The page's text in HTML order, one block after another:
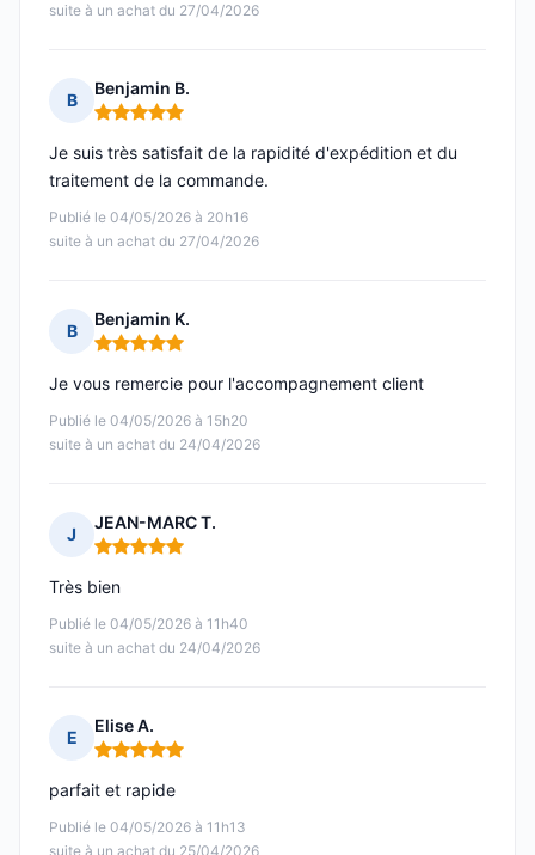
suite à un achat du 27/04/2026
B
Benjamin B.
Note : 5 sur 5
Publié le 04/05/2026 à 20h16
suite à un achat du 27/04/2026
Je suis très satisfait de la rapidité d'expédition et du
traitement de la commande.
B
Benjamin K.
Note : 5 sur 5
Publié le 04/05/2026 à 15h20
suite à un achat du 24/04/2026
Je vous remercie pour l'accompagnement client
J
JEAN-MARC T.
Note : 5 sur 5
Publié le 04/05/2026 à 11h40
suite à un achat du 24/04/2026
Très bien
E
Elise A.
Note : 5 sur 5
Publié le 04/05/2026 à 11h13
suite à un achat du 25/04/2026
parfait et rapide